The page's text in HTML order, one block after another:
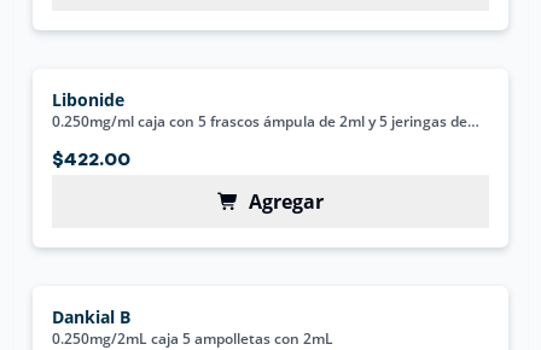
Libonide
0.250mg/ml caja con 5 frascos ámpula de 2ml y 5 jeringas de
$422.00
Agregar
Dankial B
0.250mg/2mL caja 5 ampolletas con 2mL